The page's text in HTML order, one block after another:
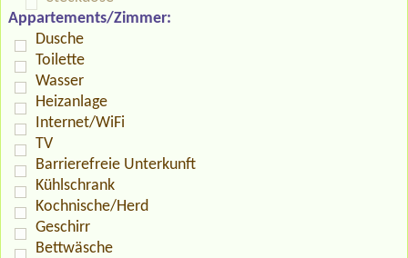
Appartements/Zimmer:
Dusche
Toilette
Wasser
Heizanlage
Internet/WiFi
TV
Barrierefreie Unterkunft
Kühlschrank
Kochnische/Herd
Geschirr
Bettwäsche